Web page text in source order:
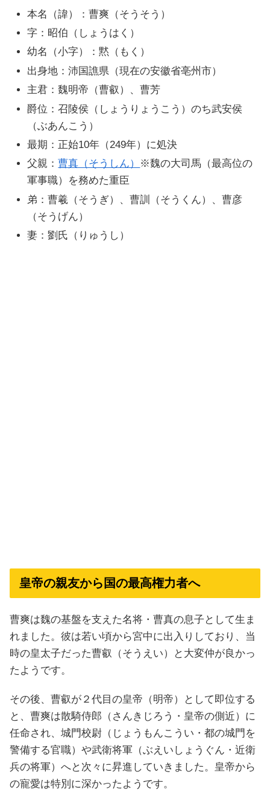
本名（諱）：曹爽（そうそう）
字：昭伯（しょうはく）
幼名（小字）：黙（もく）
出身地：沛国譙県（現在の安徽省亳州市）
主君：魏明帝（曹叡）、曹芳
爵位：召陵侯（しょうりょうこう）のち武安侯
（ぶあんこう）
最期：正始10年（249年）に処決
父親：曹真（そうしん） ※魏の大司馬（最高位の
軍事職）を務めた重臣
弟：曹羲（そうぎ）、曹訓（そうくん）、曹彦
（そうげん）
妻：劉氏（りゅうし）
皇帝の親友から国の最高権力者へ
曹爽は魏の基盤を支えた名将・曹真の息子として生ま
れました。彼は若い頃から宮中に出入りしており、当
時の皇太子だった曹叡（そうえい）と大変仲が良かっ
たようです。
その後、曹叡が２代目の皇帝（明帝）として即位する
と、曹爽は散騎侍郎（さんきじろう・皇帝の側近）に
任命され、城門校尉（じょうもんこうい・都の城門を
警備する官職）や武衛将軍（ぶえいしょうぐん・近衛
兵の将軍）へと次々に昇進していきました。皇帝から
の寵愛は特別に深かったようです。